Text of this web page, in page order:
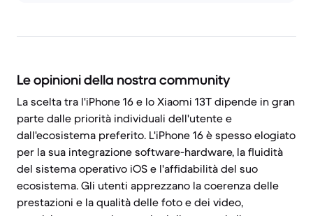
Le opinioni della nostra community
La scelta tra l'iPhone 16 e lo Xiaomi 13T dipende in gran
parte dalle priorità individuali dell'utente e
dall'ecosistema preferito. L'iPhone 16 è spesso elogiato
per la sua integrazione software-hardware, la fluidità
del sistema operativo iOS e l'affidabilità del suo
ecosistema. Gli utenti apprezzano la coerenza delle
prestazioni e la qualità delle foto e dei video,